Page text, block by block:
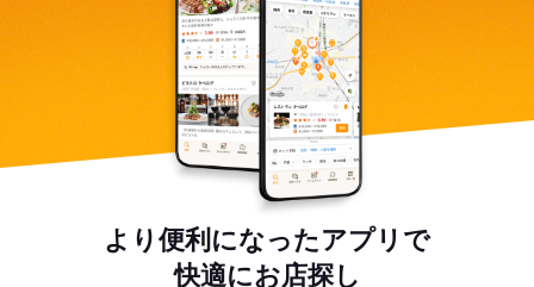
より便利になったアプリで
快適にお店探し